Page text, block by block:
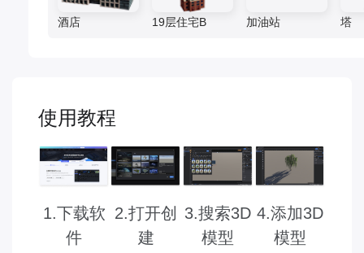
酒店 19层住宅B 加油站 塔
使用教程
1.下载软
件
2.打开创
建
3.搜索3D
模型
4.添加3D
模型